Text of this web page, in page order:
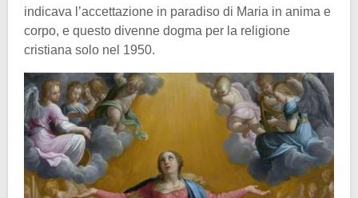
indicava l’accettazione in paradiso di Maria in anima e
corpo, e questo divenne dogma per la religione
cristiana solo nel 1950.